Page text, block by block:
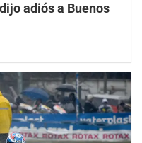
adiós a Buenos